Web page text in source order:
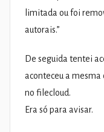
limitada ou foi
autorais.”
De seguida tentei
aconteceu a mesma
no filecloud.
Era só para avisar.